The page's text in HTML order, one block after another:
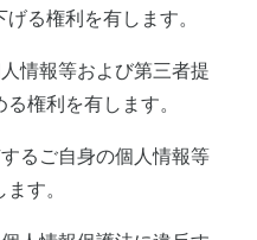
る権利を有します。
情報等および第三者提
権利を有します。
るご自身の個人情報等
す。